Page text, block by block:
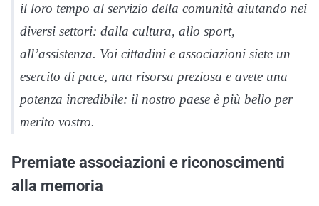
il loro tempo al servizio della comunità aiutando nei
diversi settori: dalla cultura, allo sport,
all’assistenza. Voi cittadini e associazioni siete un
esercito di pace, una risorsa preziosa e avete una
potenza incredibile: il nostro paese è più bello per
merito vostro.
Premiate associazioni e riconoscimenti
alla memoria